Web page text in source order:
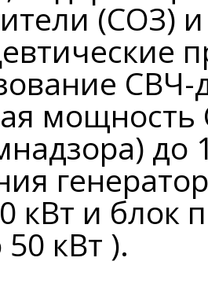
(СОЗ)
СВЧ-
мощность
до
кВт и блок
50 кВт ).